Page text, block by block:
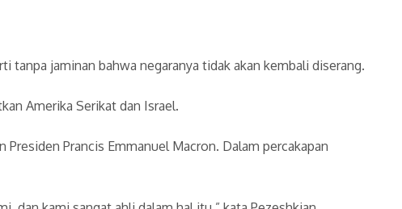
tanpa jaminan bahwa negaranya tidak akan kembali diserang.
Amerika Serikat dan Israel.
Prancis Emmanuel Macron. Dalam percakapan